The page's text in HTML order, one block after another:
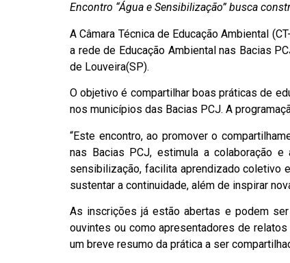
Encontro “Água e Sensibilização” busca
A Câmara Técnica de Educação Ambiental
a rede de Educação Ambiental nas Bacias
de Louveira(SP).
O objetivo é compartilhar boas práticas de
nos municípios das Bacias PCJ. A
“Este encontro, ao promover o
nas Bacias PCJ, estimula a colaboração
sensibilização, facilita aprendizado coletivo
sustentar a continuidade, além de inspirar
As inscrições já estão abertas e podem
ouvintes ou como apresentadores de
um breve resumo da prática a ser